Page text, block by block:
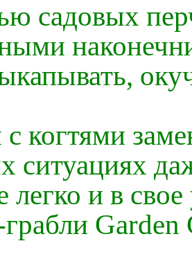
садовых
когтями
ситуациях
легко и в